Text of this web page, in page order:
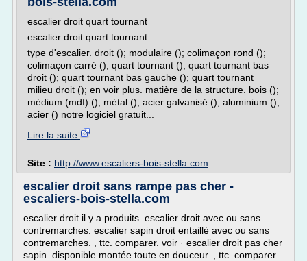
escalier droit quart tournant
escalier droit quart tournant
type d'escalier. droit (); modulaire (); colimaçon rond ();
colimaçon carré (); quart tournant (); quart tournant bas
droit (); quart tournant bas gauche (); quart tournant
milieu droit (); en voir plus. matière de la structure. bois ();
médium (mdf) (); métal (); acier galvanisé (); aluminium ();
acier () notre logiciel gratuit...
Lire la suite
Site : http://www.escaliers-bois-stella.com
escalier droit sans rampe pas cher -
escaliers-bois-stella.com
escalier droit il y a produits. escalier droit avec ou sans
contremarches. escalier sapin droit entaillé avec ou sans
contremarches. , ttc. comparer. voir · escalier droit pas cher
sapin. disponible montée toute en douceur. , ttc. comparer.